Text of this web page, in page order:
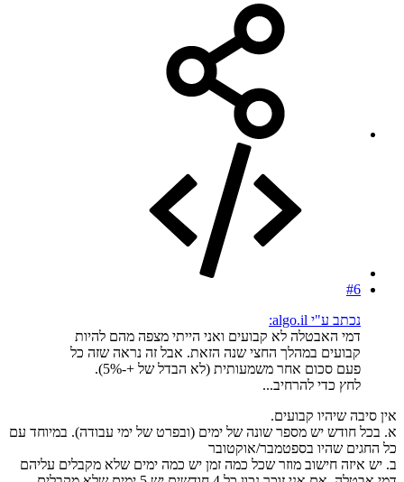
#6
נכתב ע"י algo.il:
דמי האבטלה לא קבועים ואני הייתי מצפה מהם להיות
קבועים במהלך החצי שנה הזאת. אבל זה נראה שזה כל
פעם סכום אחר משמעותית (לא הבדל של +-5%).
לחץ כדי להרחיב...
אין סיבה שיהיו קבועים.
א. בכל חודש יש מספר שונה של ימים (ובפרט של ימי עבודה). במיוחד עם
כל החגים שהיו בספטמבר/אוקטובר
ב. יש איזה חישוב מוזר שכל כמה זמן יש כמה ימים שלא מקבלים עליהם